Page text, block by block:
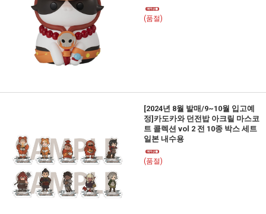
(품절)
[2024년 8월 발매/9~10월 입고예
정]카도카와 던전밥 아크릴 마스코
트 콜렉션 vol 2 전 10종 박스 세트
일본 내수용
(품절)